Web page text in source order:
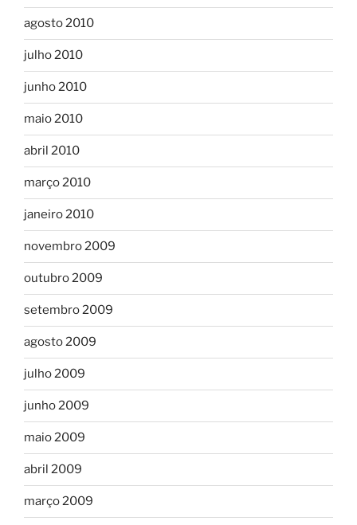
agosto 2010
julho 2010
junho 2010
maio 2010
abril 2010
março 2010
janeiro 2010
novembro 2009
outubro 2009
setembro 2009
agosto 2009
julho 2009
junho 2009
maio 2009
abril 2009
março 2009